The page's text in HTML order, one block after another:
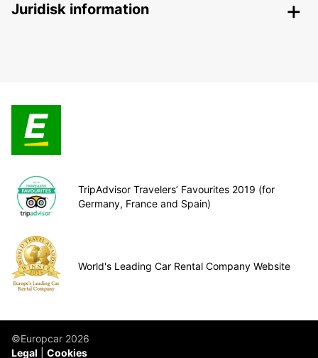
Juridisk information
TripAdvisor Travelers’ Favourites 2019 (for
Germany, France and Spain)
World's Leading Car Rental Company Website
©Europcar 2026
Legal
Cookies